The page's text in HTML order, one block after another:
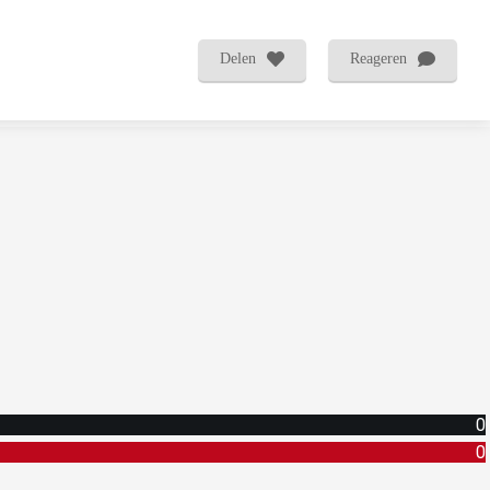
Delen Reageren
0
0